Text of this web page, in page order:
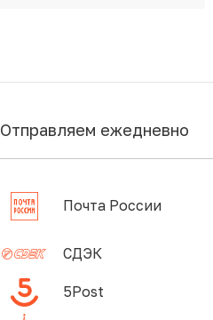
Отправляем ежедневно
Почта России
СДЭК
5Post